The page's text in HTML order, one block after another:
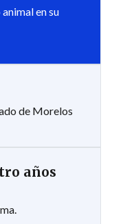
en su
de Morelos
años